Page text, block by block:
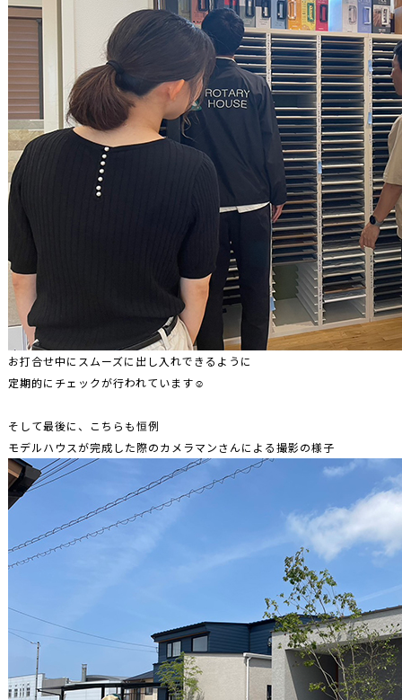
お打合せ中にスムーズに出し入れできるように
定期的にチェックが行われています☺
そして最後に、こちらも恒例
モデルハウスが完成した際のカメラマンさんによる撮影の様子